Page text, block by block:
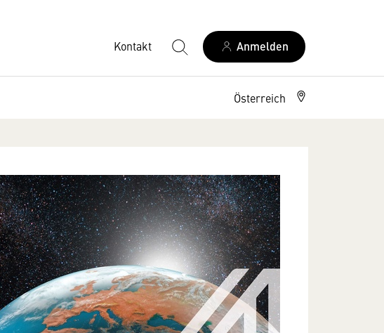
Kontakt Anmelden
Österreich